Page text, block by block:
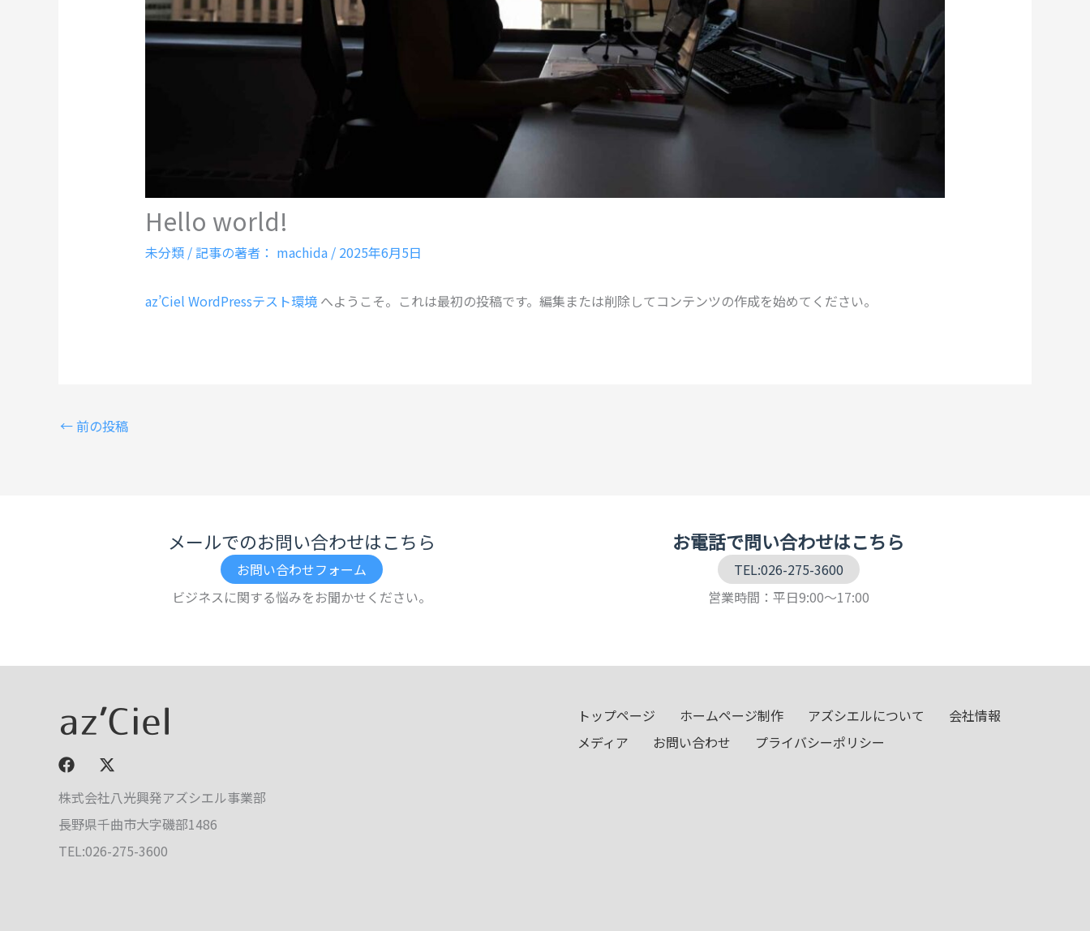
Hello world!
未分類/ 記事の著者： machida / 2025年6月5日
az’Ciel WordPressテスト環境へようこそ。これは最初の投稿です。編集または削除してコンテンツの作成を始めてください。
←前の投稿
メールでのお問い合わせはこちら
お問い合わせフォーム
ビジネスに関する悩みをお聞かせください。
お電話で問い合わせはこちら
TEL:026-275-3600
営業時間：平日9:00～17:00
株式会社八光興発アズシエル事業部
長野県千曲市大字磯部1486
TEL:026-275-3600
トップページ ホームページ制作 アズシエルについて
会社情報
メディア
お問い合わせ プライバシーポリシー